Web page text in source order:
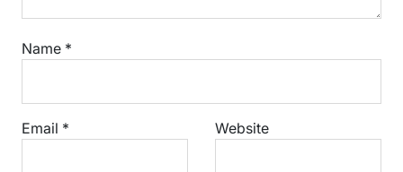
Name *
Email * Website